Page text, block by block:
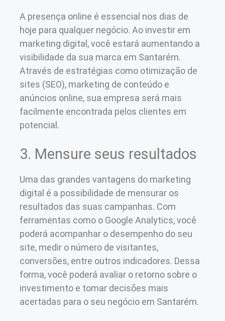
A presença online é essencial nos dias de
hoje para qualquer negócio. Ao investir em
marketing digital, você estará aumentando a
visibilidade da sua marca em Santarém.
Através de estratégias como otimização de
sites (SEO), marketing de conteúdo e
anúncios online, sua empresa será mais
facilmente encontrada pelos clientes em
potencial.
3. Mensure seus resultados
Uma das grandes vantagens do marketing
digital é a possibilidade de mensurar os
resultados das suas campanhas. Com
ferramentas como o Google Analytics, você
poderá acompanhar o desempenho do seu
site, medir o número de visitantes,
conversões, entre outros indicadores. Dessa
forma, você poderá avaliar o retorno sobre o
investimento e tomar decisões mais
acertadas para o seu negócio em Santarém.